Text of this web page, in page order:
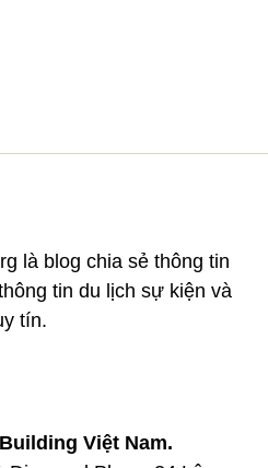
là blog chia sẻ thông tin
tin du lịch sự kiện và
tín.
Việt Nam.